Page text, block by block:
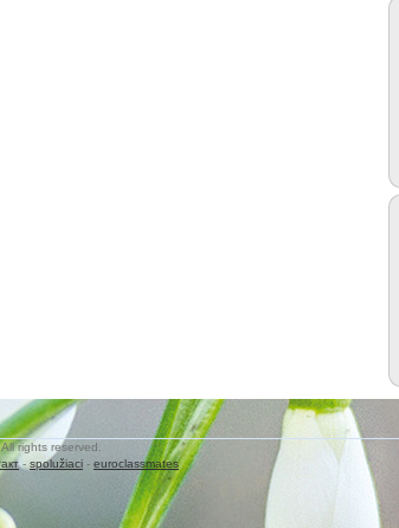
rights reserved.
- spolužiaci - euroclassmates